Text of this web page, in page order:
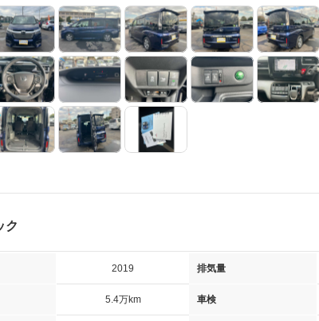
ク
2019 排気量
5.4万km 車検